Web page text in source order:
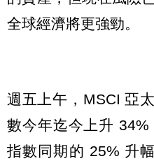
全球經濟將更強勁。
週五上午，MSCI 亞
數今年迄今上升
指數同期的 25% 升